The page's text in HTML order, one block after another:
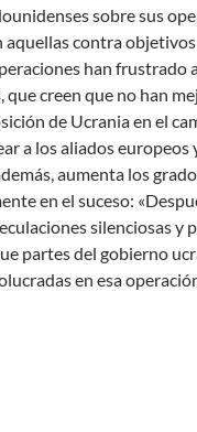
sobre sus
aquellas contra
han frustrado
que creen que no han
de Ucrania en el
a los aliados europeos
aumenta los
en el suceso:
silenciosas y
partes del gobierno
en esa